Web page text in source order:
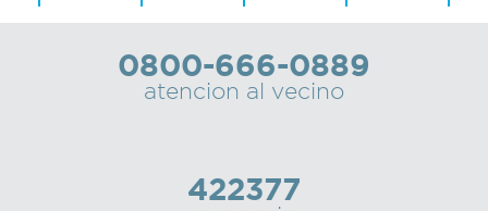
0800-666-0889
atencion al vecino
422377